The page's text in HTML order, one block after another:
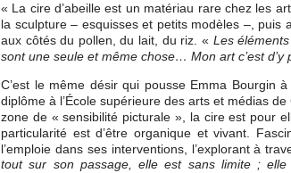
« La cire d’abeille est un matériau rare chez les
la sculpture – esquisses et petits modèles –, puis
aux côtés du pollen, du lait, du riz. « Les
sont une seule et même chose… Mon art c’est d’y
C’est le même désir qui pousse Emma Bourgin
diplôme à l’École supérieure des arts et médias
zone de « sensibilité picturale », la cire est pour
particularité est d’être organique et vivant.
l’emploie dans ses interventions, l’explorant à
tout sur son passage, elle est sans limite ;